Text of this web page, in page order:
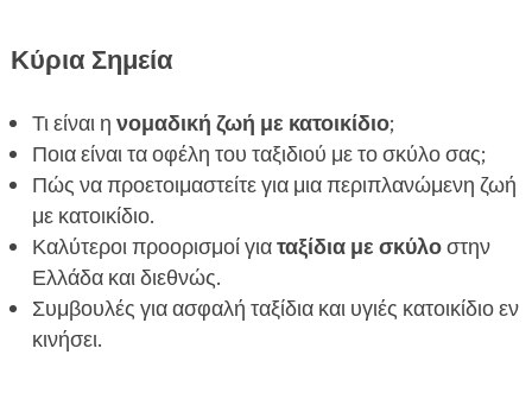
Κοινωνικοποίηση του σκύλου σας κατά τη
διάρκεια των ταξιδιών
 Ενσωμάτωση καθημερινών ρουτινών στον
νομαδικό τρόπο ζωής
 Αντιμετώπιση του άγχους στο σκύλο σας κατά
τα ταξίδια
 Πώς να βρείτε κτηνιατρική φροντίδα εν κινήσει
Νομαδικός τρόπος ζωής με σκύλο: Συμβουλές
για ταξίδια σε φύση
FAQ
Κύρια Σημεία
Τι είναι η νομαδική ζωή με κατοικίδιο;
Ποια είναι τα οφέλη του ταξιδιού με το σκύλο σας;
Πώς να προετοιμαστείτε για μια περιπλανώμενη ζωή
με κατοικίδιο.
Καλύτεροι προορισμοί γιαταξίδια με σκύλοστην
Ελλάδα και διεθνώς.
Συμβουλές για ασφαλή ταξίδια και υγιές κατοικίδιο εν
κινήσει.